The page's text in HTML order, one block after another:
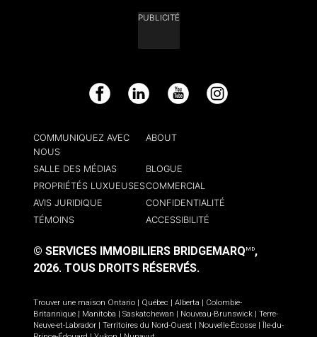
PUBLICITÉ
Facebook LinkedIn YouTube Instagram
COMMUNIQUEZ AVEC
NOUS
ABOUT
SALLE DES MÉDIAS
BLOGUE
PROPRIÉTÉS LUXUEUSESCOMMERCIAL
AVIS JURIDIQUE
CONFIDENTIALITÉ
TÉMOINS
ACCESSIBILITÉ
© SERVICES IMMOBILIERS BRIDGEMARQ MD,
2026. TOUS DROITS RÉSERVÉS.
Trouver une maison Ontario | Québec | Alberta | Colombie-
Britannique | Manitoba | Saskatchewan | Nouveau-Brunswick | Terre-
Neuve-et-Labrador | Territoires du Nord-Ouest | Nouvelle-Écosse | Île-du-